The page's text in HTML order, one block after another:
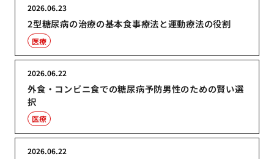
2型糖尿病の治療の基本食事療法と運動療法の役割
2026.06.23
医療
外食・コンビニ食での糖尿病予防男性のための賢い選
択
2026.06.22
医療
2026.06.22